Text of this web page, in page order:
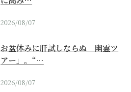
2026/08/07
お盆休みに肝試しならぬ「幽霊ツ
アー」。“…
2026/08/07